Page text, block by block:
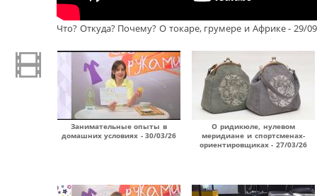
Что? Откуда? Почему? О токаре, грумере и Африке - 29/
Занимательные опыты в
домашних условиях - 30/03/26
О ридикюле, нулевом
меридиане и спортсменах-
ориентировщиках - 27/03/26